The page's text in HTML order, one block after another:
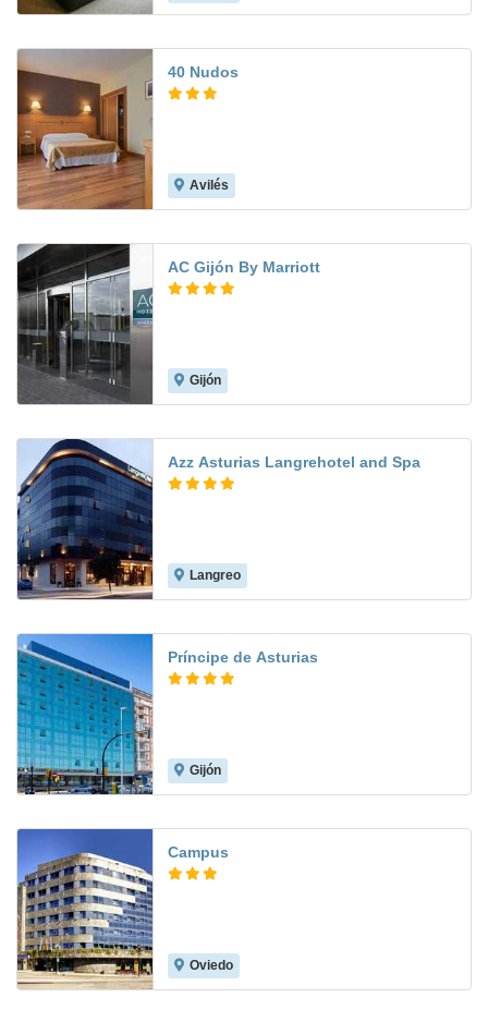
40 Nudos
Avilés
AC Gijón By Marriott
Gijón
Azz Asturias Langrehotel and Spa
Langreo
Príncipe de Asturias
Gijón
Campus
Oviedo